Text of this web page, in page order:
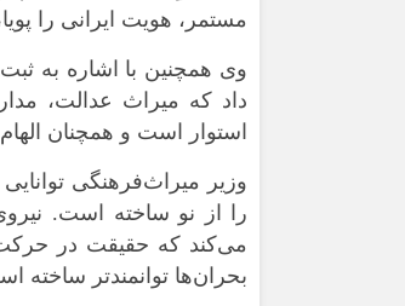
مستمر، هویت ایرانی را
وی همچنین با اشاره به
داد که میراث عدالت،
استوار است و همچنان
وزیر میراث‌فرهنگی
را از نو ساخته است.
می‌کند که حقیقت در
بحران‌ها توانمندتر ساخته